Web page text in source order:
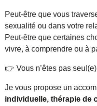
Peut-être que vous
sexualité ou dans votre
Peut-être que certaines
vivre, à comprendre ou à
👉 Vous n’êtes pas
Je vous propose un
individuelle, thérapie de